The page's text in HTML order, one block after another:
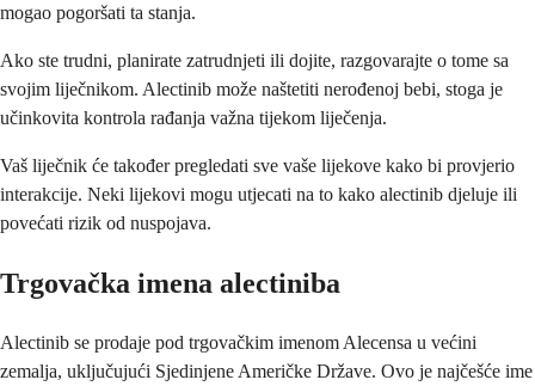
mogao pogoršati ta stanja.
Ako ste trudni, planirate zatrudnjeti ili dojite, razgovarajte o tome sa
svojim liječnikom. Alectinib može naštetiti nerođenoj bebi, stoga je
učinkovita kontrola rađanja važna tijekom liječenja.
Vaš liječnik će također pregledati sve vaše lijekove kako bi provjerio
interakcije. Neki lijekovi mogu utjecati na to kako alectinib djeluje ili
povećati rizik od nuspojava.
Trgovačka imena alectiniba
Alectinib se prodaje pod trgovačkim imenom Alecensa u većini
zemalja, uključujući Sjedinjene Američke Države. Ovo je najčešće ime